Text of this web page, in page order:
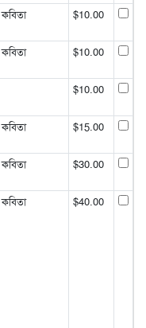
কবিতা $10.00
কবিতা $10.00
$10.00
কবিতা $15.00
কবিতা $30.00
কবিতা $40.00